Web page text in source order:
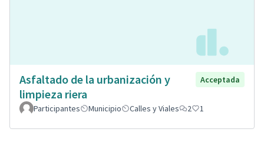
Asfaltado de la urbanización y
limpieza riera
Acceptada
Participantes Municipio Calles y Viales 2 1